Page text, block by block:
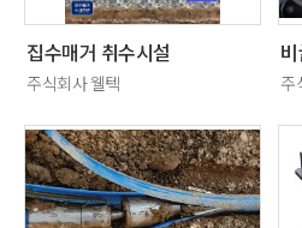
집수매거 취수시설
주식회사 웰텍 주